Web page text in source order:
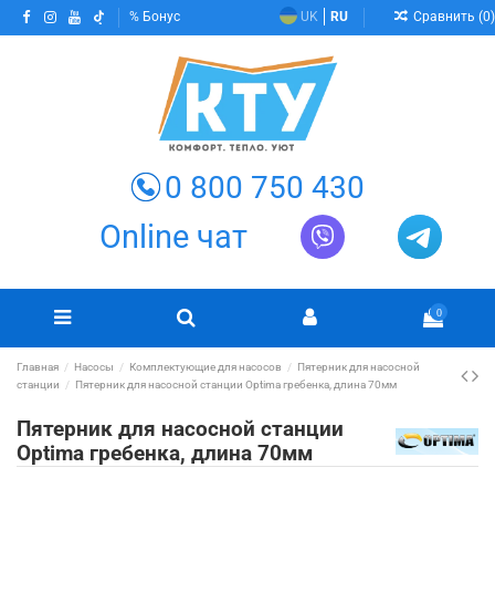
Бонус UK RU Сравнить (0)
0 800 750 430
Online чат
0
Главная Насосы Комплектующие для насосов
Пятерник для насосной
станции
Пятерник для насосной станции Optima гребенка, длина 70мм
Пятерник для насосной станции
Optima гребенка, длина 70мм